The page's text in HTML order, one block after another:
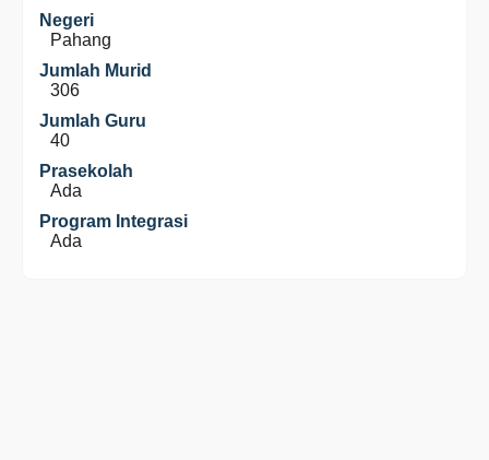
Negeri
Pahang
Jumlah Murid
306
Jumlah Guru
40
Prasekolah
Ada
Program Integrasi
Ada